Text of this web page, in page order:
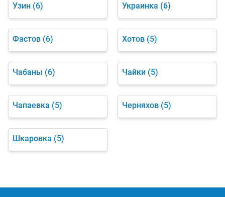
Узин (6) Украинка (6)
Фастов (6) Хотов (5)
Чабаны (6) Чайки (5)
Чапаевка (5) Черняхов (5)
Шкаровка (5)